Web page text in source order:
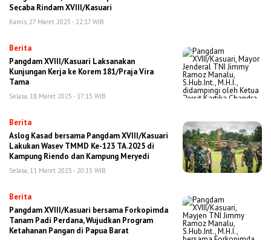
Secaba Rindam XVIII/Kasuari
Kamis, 27 Maret 2025 - 22:17 WIB
Berita
Pangdam XVIII/Kasuari Laksanakan
Kunjungan Kerja ke Korem 181/Praja Vira
Tama
Selasa, 18 Maret 2025 - 17:13 WIB
Berita
Aslog Kasad bersama Pangdam XVIII/Kasuari
Lakukan Wasev TMMD Ke-123 TA.2025 di
Kampung Riendo dan Kampung Meryedi
Selasa, 11 Maret 2025 - 20:13 WIB
Berita
Pangdam XVIII/Kasuari bersama Forkopimda
Tanam Padi Perdana, Wujudkan Program
Ketahanan Pangan di Papua Barat